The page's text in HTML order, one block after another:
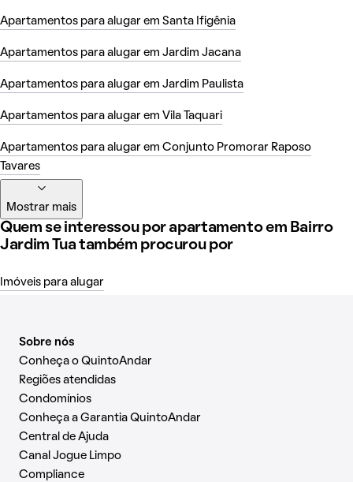
Apartamentos para alugar em Santa Ifigênia
Apartamentos para alugar em Jardim Jacana
Apartamentos para alugar em Jardim Paulista
Apartamentos para alugar em Vila Taquari
Apartamentos para alugar em Conjunto Promorar Raposo
Tavares
Mostrar mais
Quem se interessou por apartamento em Bairro
Jardim Tua também procurou por
Imóveis para alugar
Sobre nós
Conheça o QuintoAndar
Regiões atendidas
Condomínios
Conheça a Garantia QuintoAndar
Central de Ajuda
Canal Jogue Limpo
Compliance